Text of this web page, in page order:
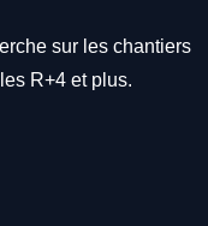
sur les chantiers
R+4 et plus.